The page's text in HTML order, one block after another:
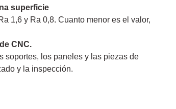
superficie
1,6 y Ra 0,8. Cuanto menor es el valor,
CNC.
soportes, los paneles y las piezas de
y la inspección.